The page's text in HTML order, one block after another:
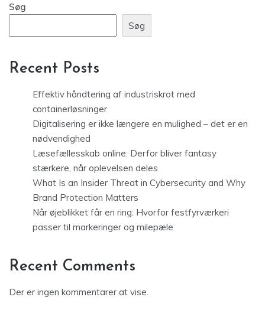
Søg
Søg
Recent Posts
Effektiv håndtering af industriskrot med
containerløsninger
Digitalisering er ikke længere en mulighed – det er en
nødvendighed
Læsefællesskab online: Derfor bliver fantasy
stærkere, når oplevelsen deles
What Is an Insider Threat in Cybersecurity and Why
Brand Protection Matters
Når øjeblikket får en ring: Hvorfor festfyrværkeri
passer til markeringer og milepæle
Recent Comments
Der er ingen kommentarer at vise.